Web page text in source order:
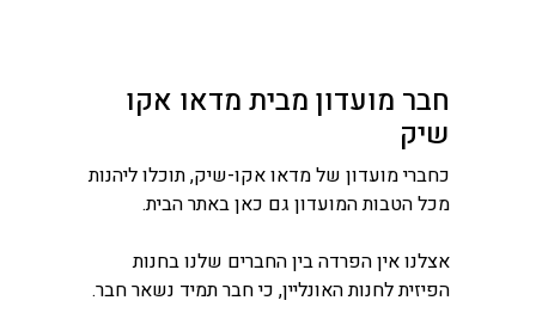
חבר מועדון מבית מדאו אקו
שיק
כחברי מועדון של מדאו אקו-שיק, תוכלו ליהנות
מכל הטבות המועדון גם כאן באתר הבית.
אצלנו אין הפרדה בין החברים שלנו בחנות
הפיזית לחנות האונליין, כי חבר תמיד נשאר חבר.